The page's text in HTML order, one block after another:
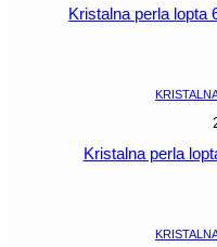
Kristalna perla lopta
Kristalna perla